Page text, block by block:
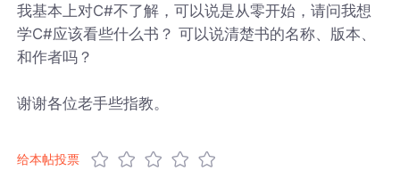
我基本上对C#不了解，可以说是从零开始，请问我想
学C#应该看些什么书？ 可以说清楚书的名称、版本、
和作者吗？
谢谢各位老手些指教。
给本帖投票